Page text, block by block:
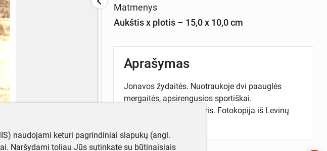
Matmenys
Aukštis x plotis – 15,0 x 10,0 cm
Aprašymas
Jonavos žydaitės. Nuotraukoje dvi paauglės
mergaitės, apsirengusios sportiškai.
Neatpažintos. Tarpukaris. Fotokopija iš Levinų
naudojami keturi pagrindiniai slapukų (angl.
Naršydami toliau Jūs sutinkate su būtinaisiais